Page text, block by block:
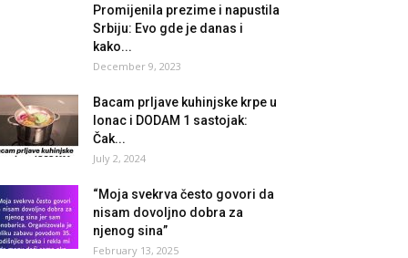
Promijenila prezime i napustila
Srbiju: Evo gde je danas i
kako...
December 9, 2023
Bacam prljave kuhinjske krpe u
lonac i DODAM 1 sastojak:
Čak...
July 2, 2024
“Moja svekrva često govori da
nisam dovoljno dobra za
njenog sina”
February 13, 2025